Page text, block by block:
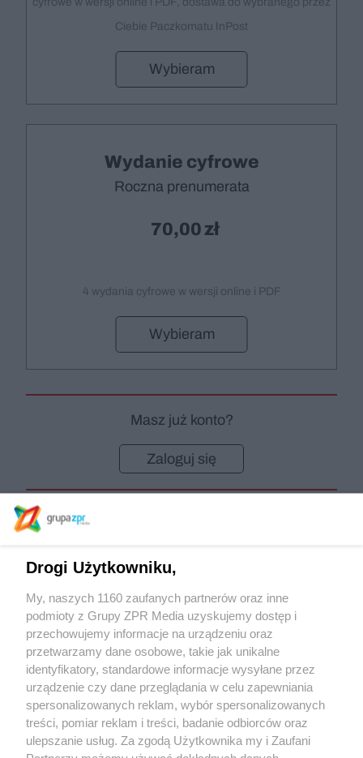
Ciebie Paczkomatu InPost
Wybieram
Wydanie cyfrowe
Roczna prenumerata
70,00
4 wydania cyfrowe w wersji online i PDF
Wybieram
Masz już konto?
Zaloguj się
Szukasz innych wydań ?
Sprawdź archiwum
Drogi Użytkowniku,
My, naszych 1160 zaufanych partnerów oraz inne
podmioty z Grupy ZPR Media uzyskujemy dostęp i
przechowujemy informacje na urządzeniu oraz
przetwarzamy dane osobowe, takie jak unikalne
identyfikatory, standardowe informacje wysyłane przez
urządzenie czy dane przeglądania w celu zapewniania
spersonalizowanych reklam, wybór spersonalizowanych
treści, pomiar reklam i treści, badanie odbiorców oraz
ulepszanie usług. Za zgodą Użytkownika my i Zaufani